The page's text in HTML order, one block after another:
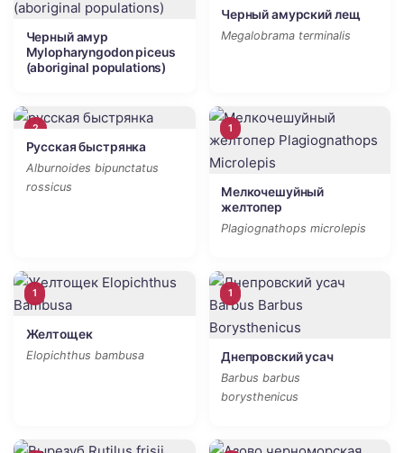
Черный амур
Mylopharyngodon piceus
(aboriginal populations)
Черный амурский лещ
Megalobrama terminalis
2
Русская быстрянка
Alburnoides bipunctatus
rossicus
1
Мелкочешуйный
желтопер
Plagiognathops microlepis
1
Желтощек
Elopichthus bambusa
1
Днепровский усач
Barbus barbus
borysthenicus